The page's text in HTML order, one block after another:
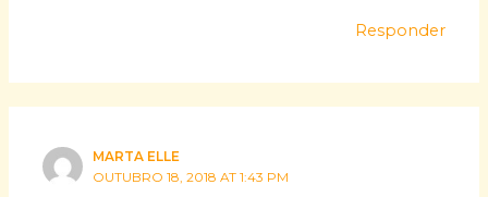
Responder
MARTA ELLE
OUTUBRO 18, 2018 AT 1:43 PM